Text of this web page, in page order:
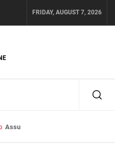
FRIDAY, AUGUST 7, 2026
Assurance habitation : bien choisir